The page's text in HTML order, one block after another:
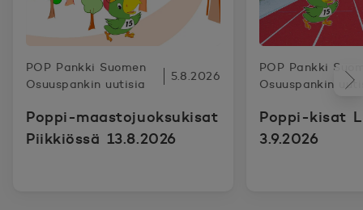
POP Pankki Suomen
Osuuspankin uutisia
5.8.2026
Poppi-maastojuoksukisat
Piikkiössä 13.8.2026
POP Pankki
Osuuspankin
Poppi-kisat
3.9.2026